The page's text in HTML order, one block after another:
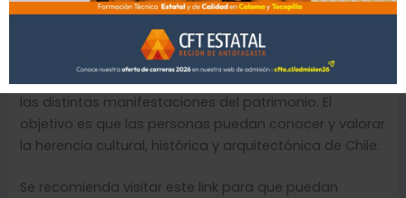
¿Qué es el Día de los Patrimonios?
Es una instancia ciudadana creada en 1999 que busca
favorecer el encuentro directo de la comunidad con
las distintas manifestaciones del patrimonio. El
objetivo es que las personas puedan conocer y valorar
la herencia cultural, histórica y arquitectónica de Chile.
Se recomienda visitar este link para que puedan